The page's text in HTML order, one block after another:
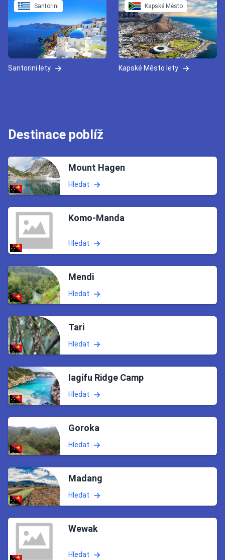
Santorini
Santorini lety
Kapské Město
Kapské Město lety
Destinace poblíž
Mount Hagen
Hledat
Komo-Manda
Hledat
Mendi
Hledat
Tari
Hledat
Iagifu Ridge Camp
Hledat
Goroka
Hledat
Madang
Hledat
Wewak
Hledat